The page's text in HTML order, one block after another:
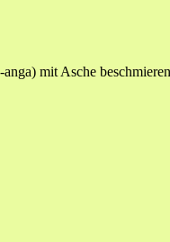
mit Asche